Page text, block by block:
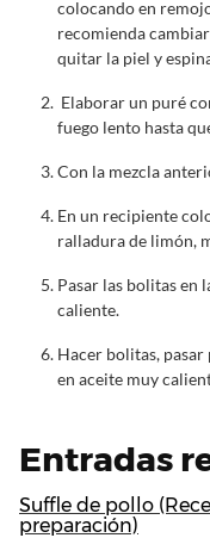
colocando en
recomienda
quitar la piel y
Elaborar un puré
fuego lento hasta
Con la mezcla
En un recipiente
ralladura de limón,
Pasar las bolitas en
caliente.
Hacer bolitas,
en aceite muy
Entradas
Suffle de pollo
preparación)